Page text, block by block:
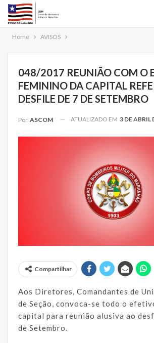
Home AVISOS
048/2017 REUNIÃO COM O
FEMININO DA CAPITAL
DESFILE DE 7 DE SETEMBRO
Por ASCOM ATUALIZADO EM 3 DE ABRIL
Compartilhar
Aos Diretores, Comandantes de
de Seção, convoca-se todo o
capital para reunião alusiva ao
de Setembro.